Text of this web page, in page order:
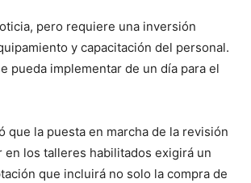
pero requiere una inversión
y capacitación del personal.
pueda implementar de un día para el
que la puesta en marcha de la revisión
en los talleres habilitados exigirá un
que incluirá no solo la compra de